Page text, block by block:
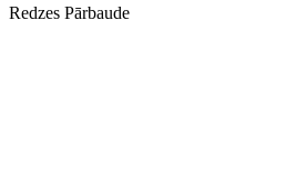
Redzes Pārbaude